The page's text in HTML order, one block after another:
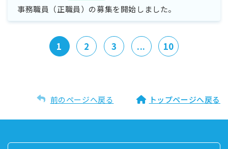
事務職員（正職員）の募集を開始しました。
1 2 3 ... 10
前のページへ戻る トップページへ戻る